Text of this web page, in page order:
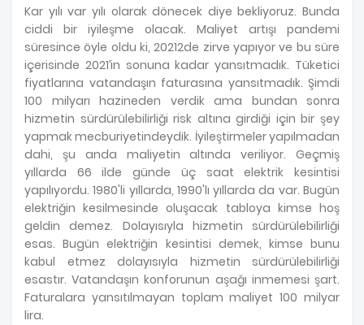
Kar yılı var yılı olarak dönecek diye bekliyoruz. Bunda
ciddi bir iyileşme olacak. Maliyet artışı pandemi
süresince öyle oldu ki, 20212de zirve yapıyor ve bu süre
içerisinde 2021’in sonuna kadar yansıtmadık. Tüketici
fiyatlarına vatandaşın faturasına yansıtmadık. Şimdi
100 milyarı hazineden verdik ama bundan sonra
hizmetin sürdürülebilirliği risk altına girdiği için bir şey
yapmak mecburiyetindeydik. İyileştirmeler yapılmadan
dahi, şu anda maliyetin altında veriliyor. Geçmiş
yıllarda 66 ilde günde üç saat elektrik kesintisi
yapılıyordu. 1980'li yıllarda, 1990'lı yıllarda da var. Bugün
elektriğin kesilmesinde oluşacak tabloya kimse hoş
geldin demez. Dolayısıyla hizmetin sürdürülebilirliği
esas. Bugün elektriğin kesintisi demek, kimse bunu
kabul etmez dolayısıyla hizmetin sürdürülebilirliği
esastır. Vatandaşın konforunun aşağı inmemesi şart.
Faturalara yansıtılmayan toplam maliyet 100 milyar
lira.